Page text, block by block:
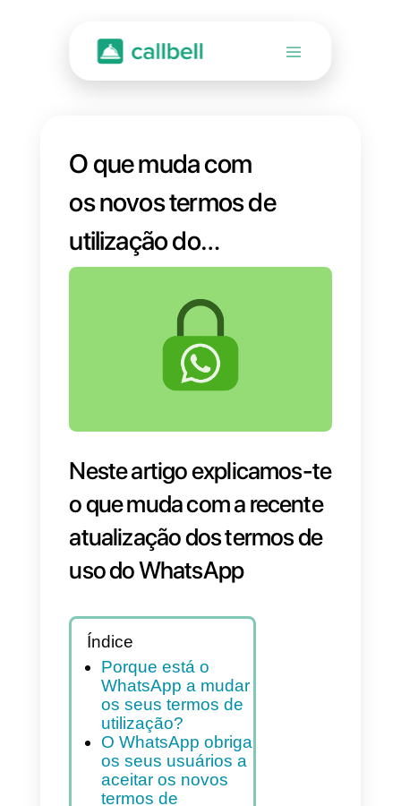
O que muda com
os novos termos de
utilização do
WhatsApp
Neste artigo explicamos-
o que muda com a recente
atualização dos termos de
uso do WhatsApp
Índice